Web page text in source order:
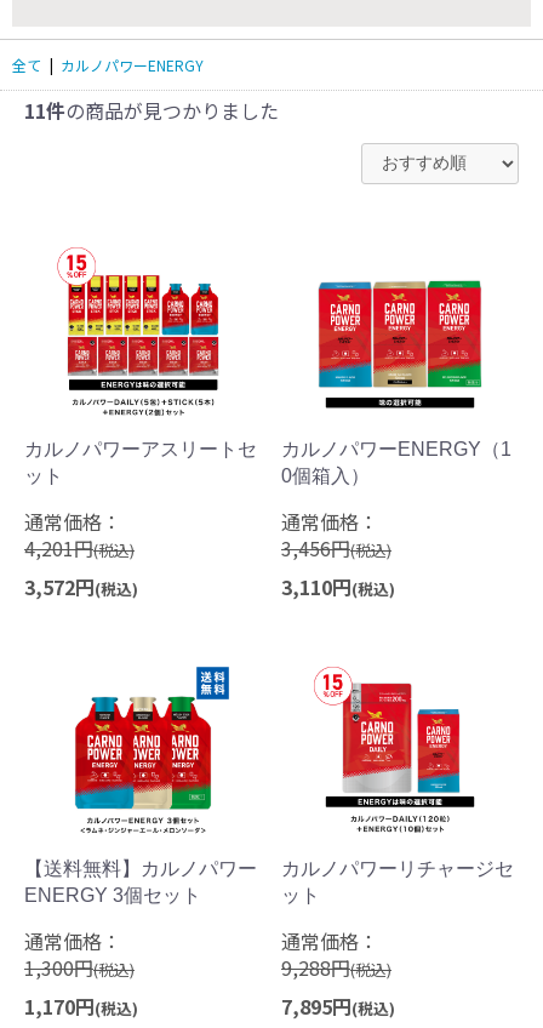
全て | カルノパワーENERGY
11件の商品が見つかりました
カルノパワーアスリートセ
ット
通常価格：
4,201円(税込)
3,572円(税込)
カルノパワーENERGY（1
0個箱入）
通常価格：
3,456円(税込)
3,110円(税込)
【送料無料】カルノパワー
ENERGY 3個セット
通常価格：
1,300円(税込)
1,170円(税込)
カルノパワーリチャージセ
ット
通常価格：
9,288円(税込)
7,895円(税込)